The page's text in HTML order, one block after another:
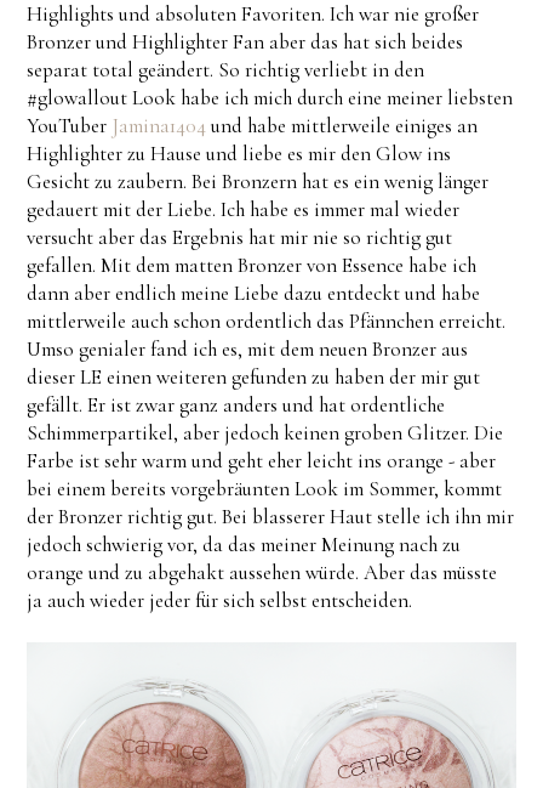
Highlights und absoluten Favoriten. Ich war nie großer
Bronzer und Highlighter Fan aber das hat sich beides
separat total geändert. So richtig verliebt in den
#glowallout Look habe ich mich durch eine meiner liebsten
YouTuber Jamina1404und habe mittlerweile einiges an
Highlighter zu Hause und liebe es mir den Glow ins
Gesicht zu zaubern. Bei Bronzern hat es ein wenig länger
gedauert mit der Liebe. Ich habe es immer mal wieder
versucht aber das Ergebnis hat mir nie so richtig gut
gefallen. Mit dem matten Bronzer von Essence habe ich
dann aber endlich meine Liebe dazu entdeckt und habe
mittlerweile auch schon ordentlich das Pfännchen erreicht.
Umso genialer fand ich es, mit dem neuen Bronzer aus
dieser LE einen weiteren gefunden zu haben der mir gut
gefällt. Er ist zwar ganz anders und hat ordentliche
Schimmerpartikel, aber jedoch keinen groben Glitzer. Die
Farbe ist sehr warm und geht eher leicht ins orange - aber
bei einem bereits vorgebräunten Look im Sommer, kommt
der Bronzer richtig gut. Bei blasserer Haut stelle ich ihn mir
jedoch schwierig vor, da das meiner Meinung nach zu
orange und zu abgehakt aussehen würde. Aber das müsste
ja auch wieder jeder für sich selbst entscheiden.